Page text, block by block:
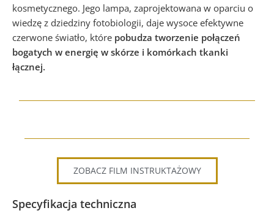
kosmetycznego. Jego lampa, zaprojektowana w oparciu o
wiedzę z dziedziny fotobiologii, daje wysoce efektywne
czerwone światło, które pobudza tworzenie połączeń
bogatych w energię w skórze i komórkach tkanki
łącznej.
ZOBACZ FILM INSTRUKTAŻOWY
Specyfikacja techniczna